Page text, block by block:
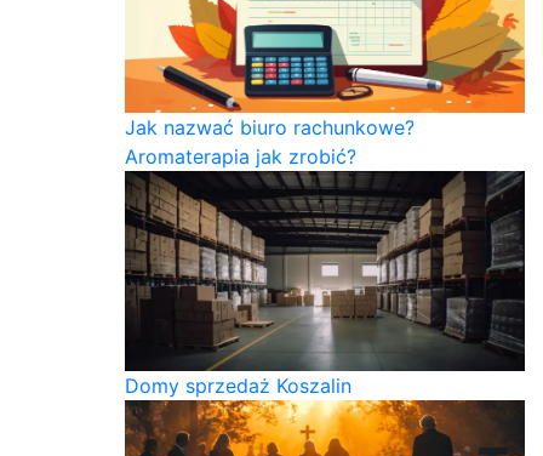
Jak nazwać biuro rachunkowe?
Aromaterapia jak zrobić?
Domy sprzedaż Koszalin